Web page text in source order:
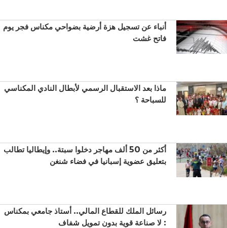
أنباء عن تسجيل هزة أرضية بضواحي مكناس فجر يوم
فاتح غشت
ماذا بعد الاستقبال الرسمي لأبطال النادي المكناسي
للسباحة ؟
أكثر من 50 ألف مهاجر دخلوا سبتة.. وإيطاليا تطالب
بتعليق عضوية إسبانيا في فضاء شنغن
رسائل الملك للقطاع المالي.. أستاذ جامعي بمكناس
: لا صناعة قوية بدون تمويل شفاف